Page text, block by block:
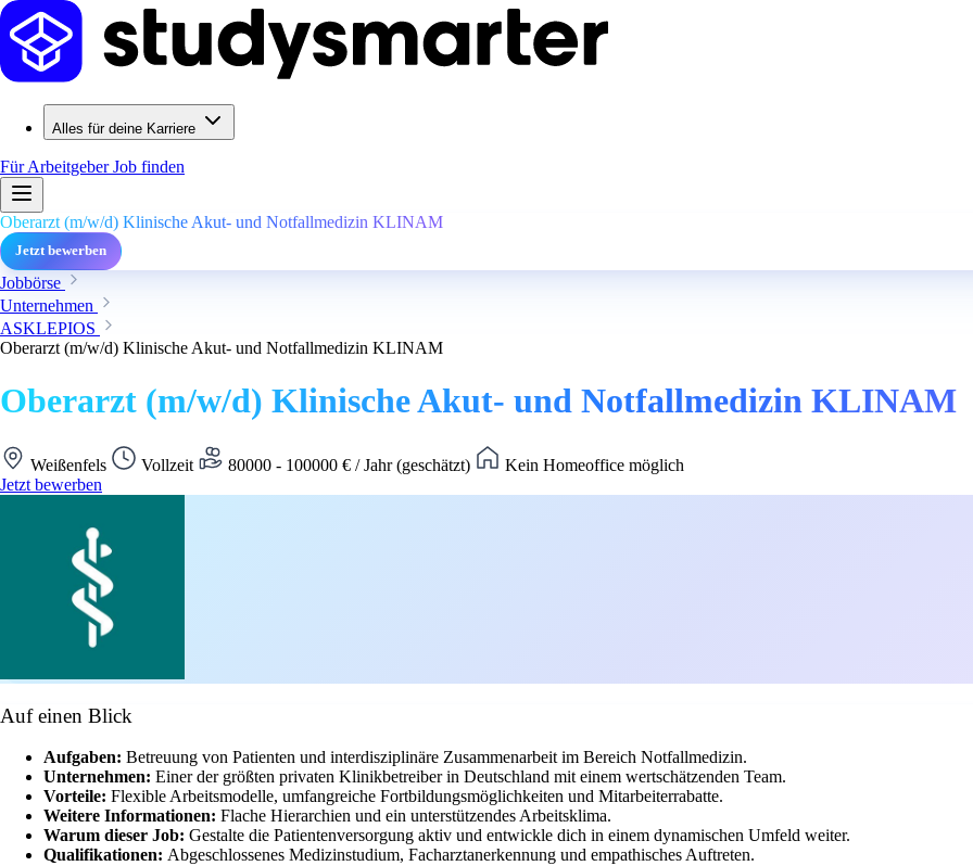
Alles für deine Karriere
Für ArbeitgeberJob finden
Oberarzt (m/w/d) Klinische Akut- und Notfallmedizin KLINAM
Jetzt bewerben
Jobbörse
Unternehmen
ASKLEPIOS
Oberarzt (m/w/d) Klinische Akut- und Notfallmedizin KLINAM
Oberarzt (m/w/d) Klinische Akut- und Notfallmedizin KLINAM
Weißenfels Vollzeit 80000 - 100000 € / Jahr (geschätzt)
Kein Homeoffice möglich
Jetzt bewerben
Auf einen Blick
Aufgaben: Betreuung von Patienten und interdisziplinäre Zusammenarbeit im Bereich Notfallmedizin.
Unternehmen: Einer der größten privaten Klinikbetreiber in Deutschland mit einem wertschätzenden Team.
Vorteile: Flexible Arbeitsmodelle, umfangreiche Fortbildungsmöglichkeiten und Mitarbeiterrabatte.
Weitere Informationen: Flache Hierarchien und ein unterstützendes Arbeitsklima.
Warum dieser Job: Gestalte die Patientenversorgung aktiv und entwickle dich in einem dynamischen Umfeld weiter.
Qualifikationen: Abgeschlossenes Medizinstudium, Facharztanerkennung und empathisches Auftreten.